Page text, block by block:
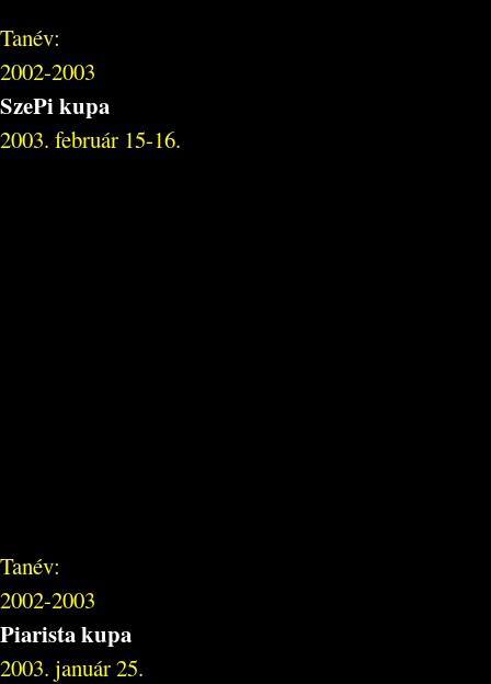
Tanév:
2002-2003
SzePi kupa
2003. február 15-16.
Tanév:
2002-2003
Piarista kupa
2003. január 25.